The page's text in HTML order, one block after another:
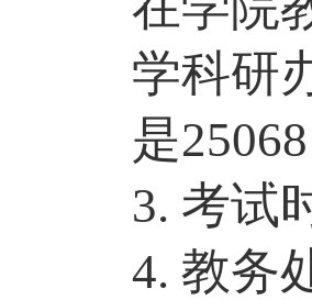
学科研
是
3. 考试
4. 教务